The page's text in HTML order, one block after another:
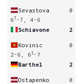
Sevastova
0
67-7, 4-6
Schiavone
2
Kovinic
0
2-6, 63 -7
Barthel
2
Ostapenko
0